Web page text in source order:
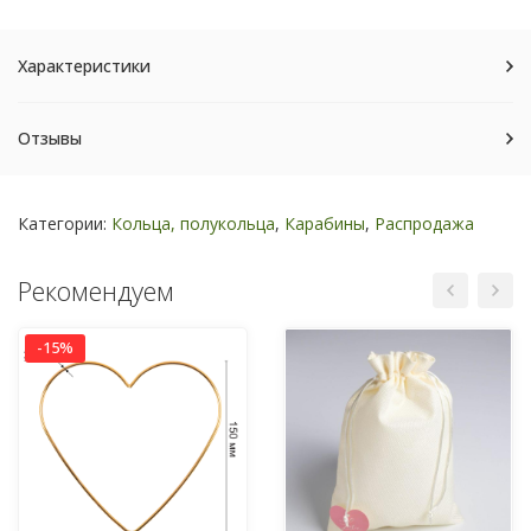
Характеристики
Отзывы
Категории: Кольца, полукольца, Карабины, Распродажа
Рекомендуем
-15%